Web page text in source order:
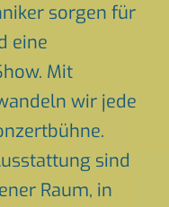
sorgen für
eine
Mit
wir jede
sind
Raum, in